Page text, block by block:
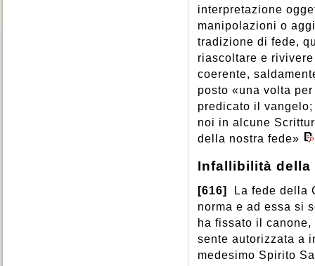
interpretazione
manipolazioni o
tradizione di fede,
riascoltare e
coerente,
posto «una volta
predicato il
noi in alcune
della nostra fede»
Infallibilità della
[616]
La fede della
norma e ad essa si
ha fissato il
sente autorizzata a
medesimo Spirito